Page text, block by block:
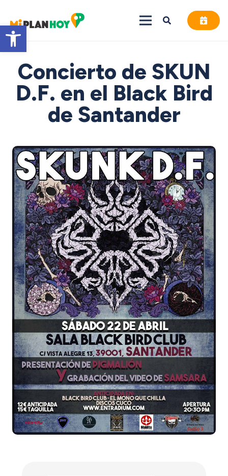
Abrir barra de herramientas
Concierto de SKUN
D.F. en el Black Bird
de Santander